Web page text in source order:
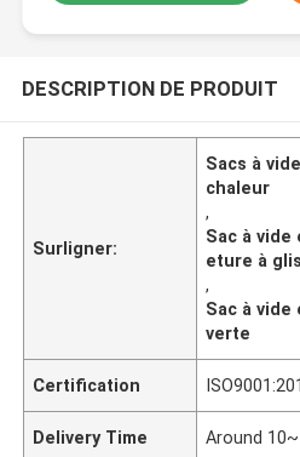
DESCRIPTION DE PRODUIT
Surligner:
Sacs à
chaleur
,
Sac à
eture à
,
Sac à
verte
Certification
Delivery Time Around